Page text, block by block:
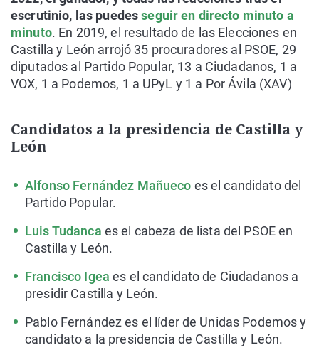
escrutinio, las puedesseguir en directo minuto a
minuto. En 2019, el resultado de las Elecciones en
Castilla y León arrojó 35 procuradores al PSOE, 29
diputados al Partido Popular, 13 a Ciudadanos, 1 a
VOX, 1 a Podemos, 1 a UPyL y 1 a Por Ávila (XAV)
Candidatos a la presidencia de Castilla y
León
Alfonso Fernández Mañueco es el candidato del
Partido Popular.
Luis Tudanca es el cabeza de lista del PSOE en
Castilla y León.
Francisco Igea es el candidato de Ciudadanos a
presidir Castilla y León.
Pablo Fernández es el líder de Unidas Podemos y
candidato a la presidencia de Castilla y León.